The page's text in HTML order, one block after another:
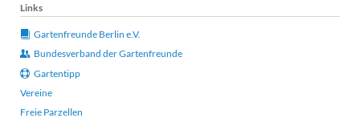
Links
Gartenfreunde Berlin e.V.
Bundesverband der Gartenfreunde
Gartentipp
Vereine
Freie Parzellen